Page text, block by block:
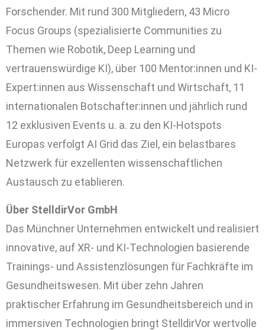
Forschender. Mit rund 300 Mitgliedern, 43 Micro
Focus Groups (spezialisierte Communities zu
Themen wie Robotik, Deep Learning und
vertrauenswürdige KI), über 100 Mentor:innen und KI-
Expert:innen aus Wissenschaft und Wirtschaft, 11
internationalen Botschafter:innen und jährlich rund
12 exklusiven Events u. a. zu den KI-Hotspots
Europas verfolgt AI Grid das Ziel, ein belastbares
Netzwerk für exzellenten wissenschaftlichen
Austausch zu etablieren.
Über StelldirVor GmbH
Das Münchner Unternehmen entwickelt und realisiert
innovative, auf XR- und KI-Technologien basierende
Trainings- und Assistenzlösungen für Fachkräfte im
Gesundheitswesen. Mit über zehn Jahren
praktischer Erfahrung im Gesundheitsbereich und in
immersiven Technologien bringt StelldirVor wertvolle